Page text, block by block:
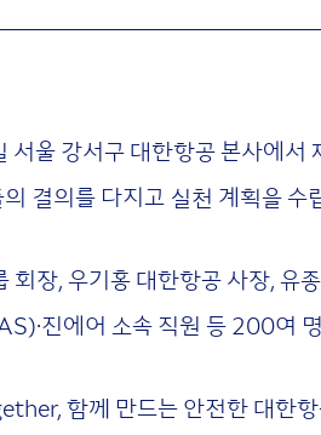
울 강서구 대한항공 본사에서
결의를 다지고 실천 계획을 수
회장, 우기홍 대한항공 사장,
진에어 소속 직원 등 200여
함께 만드는 안전한 대한